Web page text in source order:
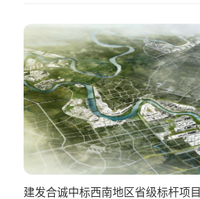
建发合诚中标西南地区省级标杆项目